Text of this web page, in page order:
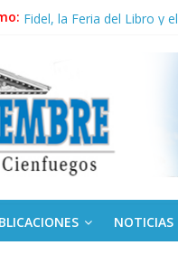
Recorrió Díaz-Canel
Premian a estudiantes
Plan vacacional ICAIC,
Ceuta: anatomía de una
NOTICIAS